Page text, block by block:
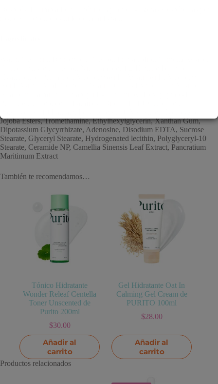
Jojoba Esters, Tromethamine, Ethylhexylglycerin, Xanthan Gum,
Dipotassium Glycyrrhizate, Adenosine, Disodium EDTA, Sucrose
Stearate, Glyceryl Stearate, Hydrogenated lecithin, Polyglyceryl-10
Stearate, Ceramide NP, Camellia Sinensis Leaf Extract, Pancratium
Maritimum Extract
También te recomendamos…
Tónico Hidratante
Wonder Releaf Centella
Toner Unscented de
Purito 200ml
$30.00
Añadir al
carrito
Gel Hidratante Oat In
Calming Gel Cream de
PURITO 100ml
$28.00
Añadir al
carrito
Productos relacionados